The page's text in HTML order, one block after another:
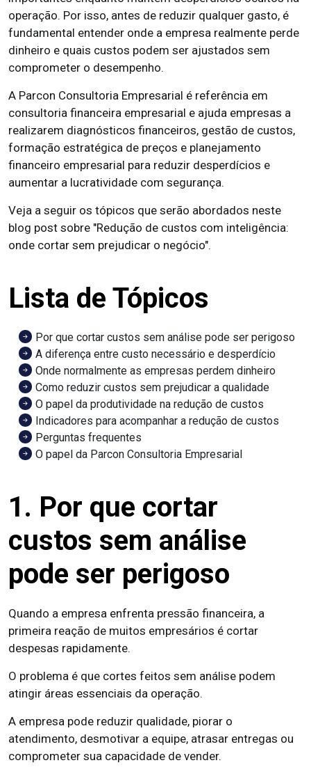
operação. Por isso, antes de reduzir qualquer gasto, é
fundamental entender onde a empresa realmente perde
dinheiro e quais custos podem ser ajustados sem
comprometer o desempenho.
A Parcon Consultoria Empresarial é referência em
consultoria financeira empresarial e ajuda empresas a
realizarem diagnósticos financeiros, gestão de custos,
formação estratégica de preços e planejamento
financeiro empresarial para reduzir desperdícios e
aumentar a lucratividade com segurança.
Veja a seguir os tópicos que serão abordados neste
blog post sobre "Redução de custos com inteligência:
onde cortar sem prejudicar o negócio".
Lista de Tópicos
Por que cortar custos sem análise pode ser perigoso
A diferença entre custo necessário e desperdício
Onde normalmente as empresas perdem dinheiro
Como reduzir custos sem prejudicar a qualidade
O papel da produtividade na redução de custos
Indicadores para acompanhar a redução de custos
Perguntas frequentes
O papel da Parcon Consultoria Empresarial
1. Por que cortar
custos sem análise
pode ser perigoso
Quando a empresa enfrenta pressão financeira, a
primeira reação de muitos empresários é cortar
despesas rapidamente.
O problema é que cortes feitos sem análise podem
atingir áreas essenciais da operação.
A empresa pode reduzir qualidade, piorar o
atendimento, desmotivar a equipe, atrasar entregas ou
comprometer sua capacidade de vender.